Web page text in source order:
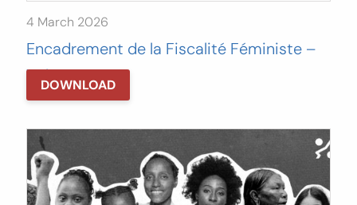
4 March 2026
Encadrement de la Fiscalité Féministe –
Volume III
DOWNLOAD